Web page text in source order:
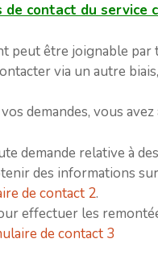
de contact du service
peut être joignable par
via un autre
demandes, vous avez
demande relative à
des informations
de contact 2.
effectuer les
de contact 3